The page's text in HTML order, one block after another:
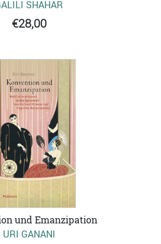
SHAHAR
€28,00
und Emanzipation
URI GANANI